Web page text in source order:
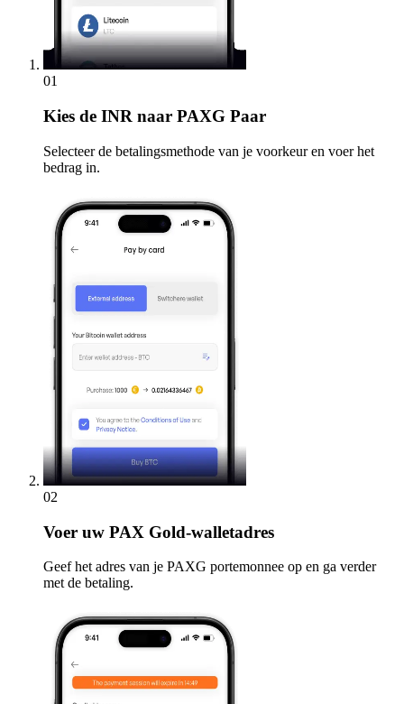
01
Kies de INR naar PAXG Paar
Selecteer de betalingsmethode van je voorkeur en voer het
bedrag in.
02
Voer uw PAX Gold-walletadres
Geef het adres van je PAXG portemonnee op en ga verder
met de betaling.